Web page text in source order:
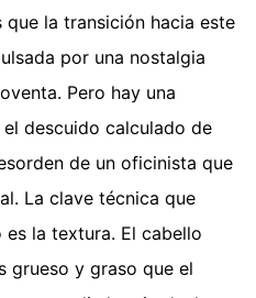
la transición hacia este
por una nostalgia
Pero hay una
descuido calculado de
de un oficinista que
La clave técnica que
la textura. El cabello
grueso y graso que el